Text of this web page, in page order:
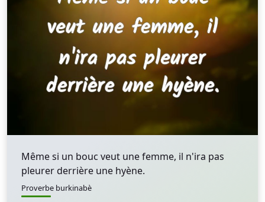
Même si un bouc veut une femme, il n'ira pas
pleurer derrière une hyène.
Proverbe burkinabè